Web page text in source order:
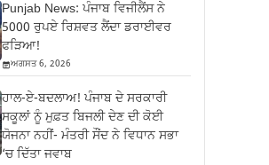
Punjab News: ਪੰਜਾਬ ਵਿਜੀਲੈਂਸ ਨੇ
5000 ਰੁਪਏ ਰਿਸ਼ਵਤ ਲੈਂਦਾ ਡਰਾਈਵਰ
ਫੜਿਆ!
ਅਗਸਤ 6, 2026
ਹਾਲ-ਏ-ਬਦਲਾਅ! ਪੰਜਾਬ ਦੇ ਸਰਕਾਰੀ
ਸਕੂਲਾਂ ਨੂੰ ਮੁਫ਼ਤ ਬਿਜਲੀ ਦੇਣ ਦੀ ਕੋਈ
ਯੋਜਨਾ ਨਹੀਂ- ਮੰਤਰੀ ਸੌਂਦ ਨੇ ਵਿਧਾਨ ਸਭਾ
‘ਚ ਦਿੱਤਾ ਜਵਾਬ